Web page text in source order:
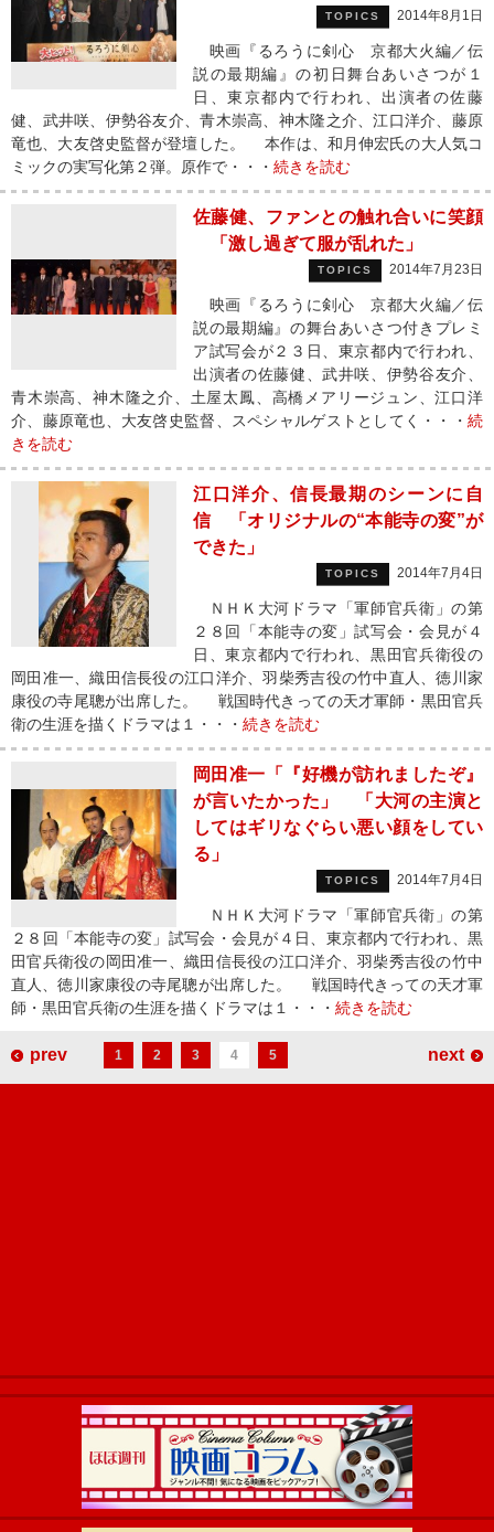
TOPICS 2014年8月1日
映画『るろうに剣心 京都大火編／伝
説の最期編』の初日舞台あいさつが１
日、東京都内で行われ、出演者の佐藤
健、武井咲、伊勢谷友介、青木崇高、神木隆之介、江口洋介、藤原
竜也、大友啓史監督が登壇した。 本作は、和月伸宏氏の大人気コ
ミックの実写化第２弾。原作で・・・ 続きを読む
佐藤健、ファンとの触れ合いに笑顔
「激し過ぎて服が乱れた」
TOPICS 2014年7月23日
映画『るろうに剣心 京都大火編／伝
説の最期編』の舞台あいさつ付きプレミ
ア試写会が２３日、東京都内で行われ、
出演者の佐藤健、武井咲、伊勢谷友介、
青木崇高、神木隆之介、土屋太鳳、高橋メアリージュン、江口洋
介、藤原竜也、大友啓史監督、スペシャルゲストとしてく・・・ 続
きを読む
江口洋介、信長最期のシーンに自
信 「オリジナルの“本能寺の変”が
できた」
TOPICS 2014年7月4日
ＮＨＫ大河ドラマ「軍師官兵衛」の第
２８回「本能寺の変」試写会・会見が４
日、東京都内で行われ、黒田官兵衛役の
岡田准一、織田信長役の江口洋介、羽柴秀吉役の竹中直人、徳川家
康役の寺尾聰が出席した。 戦国時代きっての天才軍師・黒田官兵
衛の生涯を描くドラマは１・・・ 続きを読む
岡田准一「『好機が訪れましたぞ』
が言いたかった」 「大河の主演と
してはギリなぐらい悪い顔をしてい
る」
TOPICS 2014年7月4日
ＮＨＫ大河ドラマ「軍師官兵衛」の第
２８回「本能寺の変」試写会・会見が４日、東京都内で行われ、黒
田官兵衛役の岡田准一、織田信長役の江口洋介、羽柴秀吉役の竹中
直人、徳川家康役の寺尾聰が出席した。 戦国時代きっての天才軍
師・黒田官兵衛の生涯を描くドラマは１・・・ 続きを読む
prev 1 2 3 4 5 next